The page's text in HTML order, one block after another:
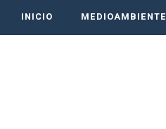
INICIO MEDIOAMBIENTE